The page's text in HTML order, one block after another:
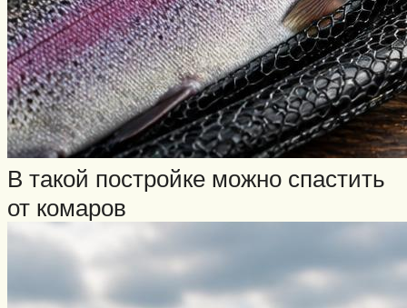
В такой постройке можно спастить
от комаров